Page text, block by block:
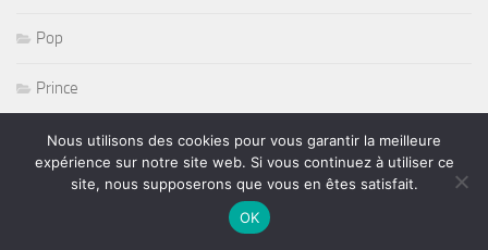
Pop
Prince
PSG
pt journal montparnasse
Nous utilisons des cookies pour vous garantir la meilleure
expérience sur notre site web. Si vous continuez à utiliser ce
site, nous supposerons que vous en êtes satisfait.
OK